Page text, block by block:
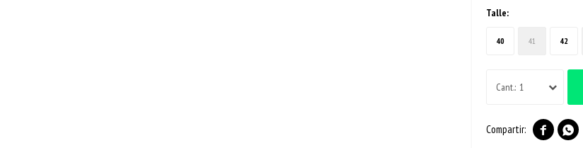
Talle:
40 41 42
1
 